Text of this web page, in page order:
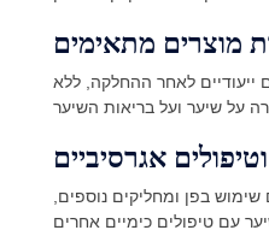
מוצרים מתאימים
לאחר ההחלקה, ללא
אגרסיביים
בפן ומחליקים נוספים,